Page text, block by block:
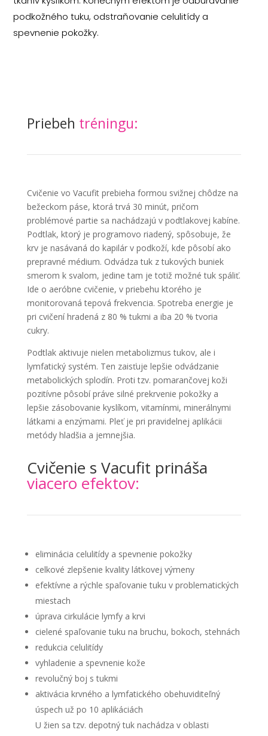
podkožného tuku, odstraňovanie celulitídy a
spevnenie pokožky.
Priebeh tréningu:
Cvičenie vo Vacufit prebieha formou svižnej chôdze na
bežeckom páse, ktorá trvá 30 minút, pričom
problémové partie sa nachádzajú v podtlakovej kabíne.
Podtlak, ktorý je programovo riadený, spôsobuje, že
krv je nasávaná do kapilár v podkoží, kde pôsobí ako
prepravné médium. Odvádza tuk z tukových buniek
smerom k svalom, jedine tam je totiž možné tuk spáliť.
Ide o aeróbne cvičenie, v priebehu ktorého je
monitorovaná tepová frekvencia. Spotreba energie je
pri cvičení hradená z 80 % tukmi a iba 20 % tvoria
cukry.
Podtlak aktivuje nielen metabolizmus tukov, ale i
lymfatický systém. Ten zaisťuje lepšie odvádzanie
metabolických splodín. Proti tzv. pomarančovej koži
pozitívne pôsobí práve silné prekrvenie pokožky a
lepšie zásobovanie kyslíkom, vitamínmi, minerálnymi
látkami a enzýmami. Pleť je pri pravidelnej aplikácii
metódy hladšia a jemnejšia.
Cvičenie s Vacufit prináša
viacero efektov:
eliminácia celulitídy a spevnenie pokožky
celkové zlepšenie kvality látkovej výmeny
efektívne a rýchle spaľovanie tuku v problematických
miestach
úprava cirkulácie lymfy a krvi
cielené spaľovanie tuku na bruchu, bokoch, stehnách
redukcia celulitídy
vyhladenie a spevnenie kože
revolučný boj s tukmi
aktivácia krvného a lymfatického obehuviditeľný
úspech už po 10 aplikáciách
U žien sa tzv. depotný tuk nachádza v oblasti